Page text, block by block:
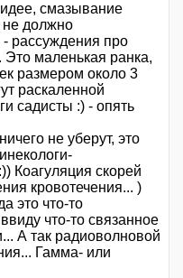
смазывание
не должно
- рассуждения про
Это маленькая ранка,
размером около 3
раскаленной
садисты :) - опять
не уберут, это
Коагуляция скорей
кровотечения... )
это что-то
что-то связанное
А так радиоволновой
Гамма- или